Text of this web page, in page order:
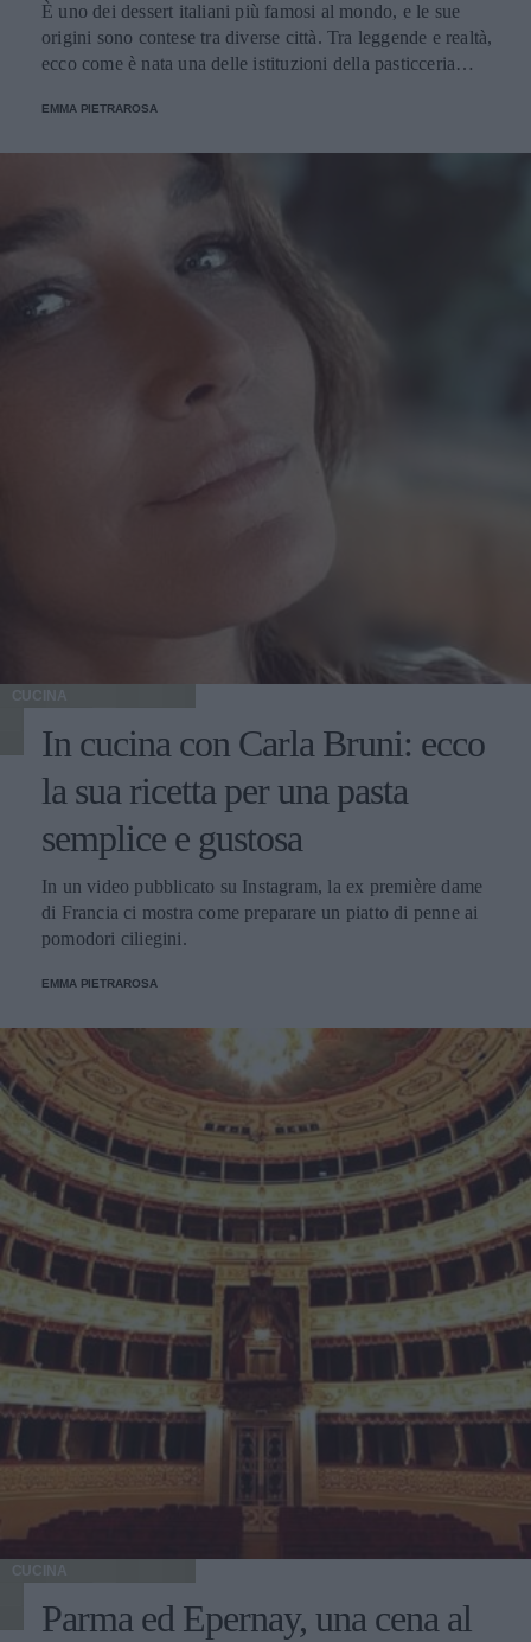
È uno dei dessert italiani più famosi al mondo, e le sue
origini sono contese tra diverse città. Tra leggende e realtà,
ecco come è nata una delle istituzioni della pasticceria
EMMA PIETRAROSA
CUCINA
In cucina con Carla Bruni: ecco
la sua ricetta per una pasta
semplice e gustosa
In un video pubblicato su Instagram, la ex première dame
di Francia ci mostra come preparare un piatto di penne ai
pomodori ciliegini.
EMMA PIETRAROSA
CUCINA
Parma ed Epernay, una cena al